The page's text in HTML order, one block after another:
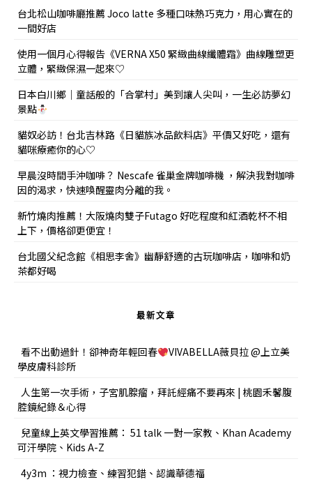
台北松山咖啡廳推薦 Joco latte 多種口味熱巧克力，用心實在的
一間好店
使用一個月心得報告《VERNA X50 緊緻曲線纖體霜》曲線雕塑更
立體，緊緻保濕一起來♡
日本白川鄉｜童話般的「合掌村」美到讓人尖叫，一生必訪夢幻
景點
貓奴必訪！台北吉林路《日貓族冰品飲料店》平價又好吃，還有
貓咪療癒你的心♡
早晨沒時間手沖咖啡？ Nescafe 雀巢金牌咖啡機 ，解決我對咖啡
因的渴求，快速喚醒靈肉分離的我。
新竹燒肉推薦！大阪燒肉雙子Futago 好吃程度和紅酒乾杯不相
上下，價格卻更便宜！
台北國父紀念館《相思李舍》幽靜舒適的古玩咖啡店，咖啡和奶
茶都好喝
最新文章
看不出動過針！卻神奇年輕回春
VIVABELLA薇貝拉 @上立美
學皮膚科診所
人生第一次手術，子宮肌腺瘤，拜託經痛不要再來 | 桃園禾馨腹
腔鏡紀錄＆心得
兒童線上英文學習推薦： 51 talk 一對一家教、Khan Academy
可汗學院、Kids A-Z
4y3m ：視力檢查、練習犯錯、認識華德福